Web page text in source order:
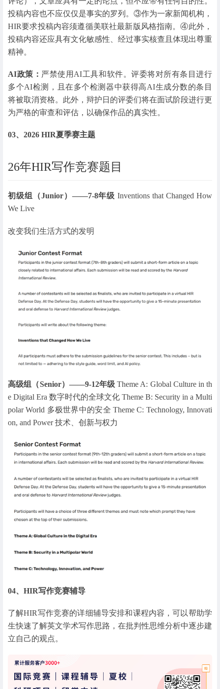
投稿内容也不应仅仅是事实的罗列。③作为一家新闻机构，
HIR要求投稿内容须遵循美联社最新版风格指南。④此外，
投稿内容还应具有文化敏感性、经过事实核查且体现出尊重
精神。
AI政策： 严禁使用AI工具和软件。评委将对所有条目进行
多个AI检测，且在多个检测器中获得高AI生成分数的条目
将被取消资格。此外，辩护日的评委们将在面试阶段进行更
为严格的审查和评估，以确保作品的真实性。
03、2026 HIR夏季赛主题
26年HIR写作竞赛题目
初级组（Junior）——7-8年级 Inventions that Changed How
We Live
改变我们生活方式的发明
高级组（Senior）——9-12年级 Theme A: Global Culture in th
e Digital Era 数字时代的全球文化 Theme B: Security in a Multi
polar World 多极世界中的安全 Theme C: Technology, Innovati
on, and Power 技术、创新与权力
04、HIR写作竞赛辅导
了解HIR写作竞赛的详细辅导安排和课程内容，可以帮助学
生快速了解英文学术写作思路，在批判性思维分析中逐步建
立自己的观点。